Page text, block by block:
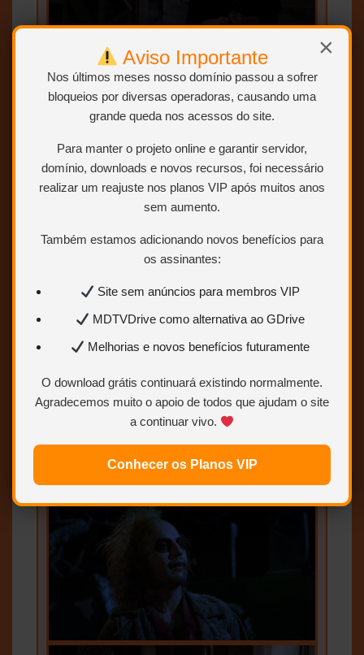
×
Aviso Importante
Nos últimos meses nosso domínio passou a sofrer
bloqueios por diversas operadoras, causando uma
grande queda nos acessos do site.
Para manter o projeto online e garantir servidor,
domínio, downloads e novos recursos, foi necessário
realizar um reajuste nos planos VIP após muitos anos
sem aumento.
Também estamos adicionando novos benefícios para
os assinantes:
Site sem anúncios para membros VIP
MDTVDrive como alternativa ao GDrive
Melhorias e novos benefícios futuramente
O download grátis continuará existindo normalmente.
Agradecemos muito o apoio de todos que ajudam o site
a continuar vivo.
Conhecer os Planos VIP